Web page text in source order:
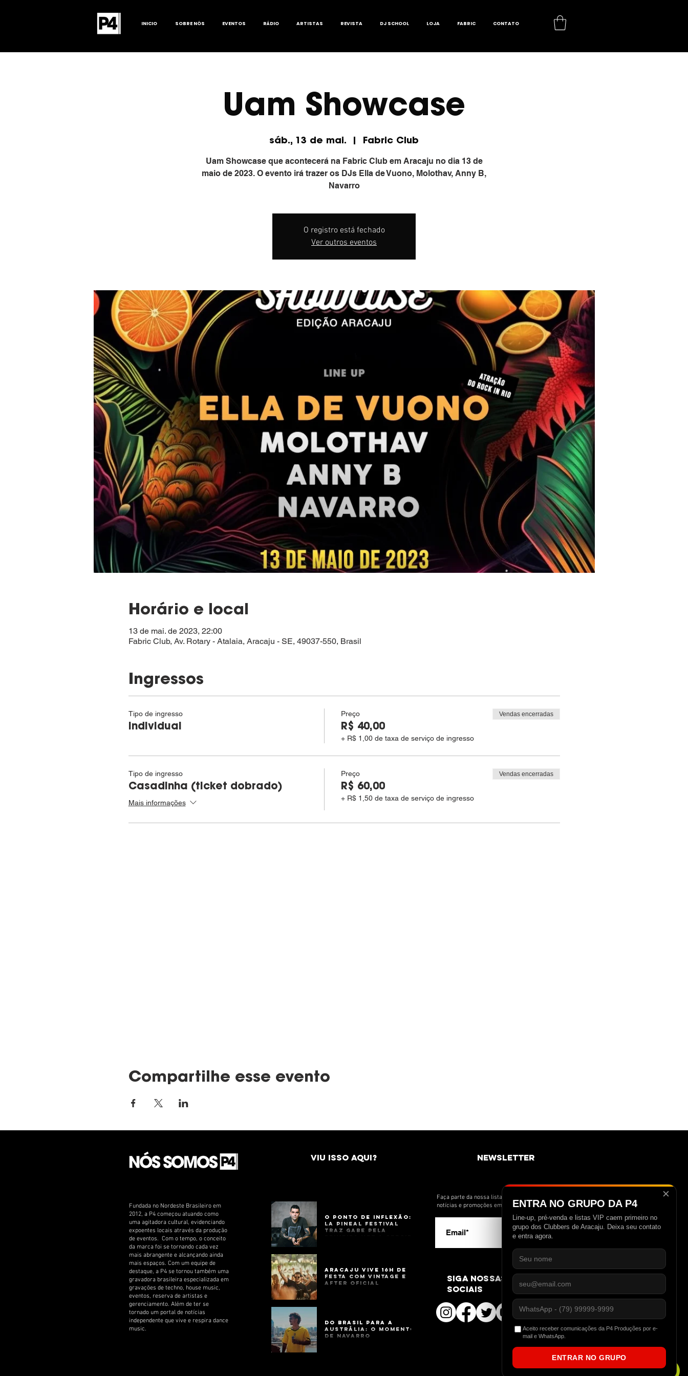
INICIO SOBRE NÓS EVENTOS RÁDIO ARTISTAS REVISTA DJ SCHOOL LOJA FABRIC CONTATO
Uam Showcase
sáb., 13 de mai.
  |
Fabric Club
Uam Showcase que acontecerá na Fabric Club em Aracaju no dia 13 de
maio de 2023. O evento irá trazer os DJs Ella de Vuono, Molothav, Anny B,
Navarro
O registro está fechado
Ver outros eventos
Horário e local
13 de mai. de 2023, 22:00
Fabric Club, Av. Rotary - Atalaia, Aracaju - SE, 49037-550, Brasil
Ingressos
Tipo de ingresso
Individual
Preço
R$ 40,00
+ R$ 1,00 de taxa de serviço de ingresso
Vendas encerradas
Tipo de ingresso
Casadinha (ticket dobrado)
Mais informações
Preço
R$ 60,00
+ R$ 1,50 de taxa de serviço de ingresso
Vendas encerradas
Compartilhe esse evento
VIU ISSO AQUI? newsletter
Fundada no Nordeste Brasileiro em
2012, a P4 começou atuando como
uma agitadora cultural, evidenciando
expoentes locais através da produção
de eventos. Com o tempo, o conceito
da marca foi se tornando cada vez
mais abrangente e alcançando ainda
mais espaços. Com um equipe de
destaque, a P4 se tornou também uma
gravadora brasileira especializada em
gravações de techno, house music,
eventos, reserva de artistas e
gerenciamento. Além de ter se
tornado um portal de notícias
independente que vive e respira dance
music.
O Ponto de Inflexão:
La Pineal Festival
Traz Gabe Pela
Aracaju Vive 16h de
Festa com Vintage e
After Oficial
Do Brasil para a
Austrália: o momento
de Navarro
Faça parte da nossa lista de novidades e receba
notícias e promoções em primeira mão.
>
siga nossas redes
sociais
Travou? Ingresso no WhatsApp
✕
ENTRA NO GRUPO DA P4
Line-up, pré-venda e listas VIP caem primeiro no
grupo dos Clubbers de Aracaju. Deixa seu contato
e entra agora.
Aceito receber comunicações da P4 Produções por e-
mail e WhatsApp.
ENTRAR NO GRUPO